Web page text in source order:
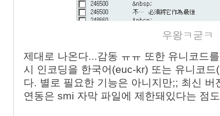
우왕ㅋ굳ㅋ
제대로 나온다...감동 ㅠㅠ 또한 유니코드
시 인코딩을 한국어(euc-kr) 또는 유니코
다. 별로 필요한 기능은 아니지만;; 최신
연동은 smi 자막 파일에 제한돼있다는 점